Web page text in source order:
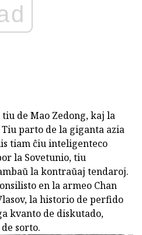
de Mao Zedong, kaj la
parto de la giganta azia
tiam ĉiu inteligenteco
la Sovetunio, tiu
la kontraŭaj tendaroj.
en la armeo Chan
la historio de perfido
kvanto de diskutado,
sorto.